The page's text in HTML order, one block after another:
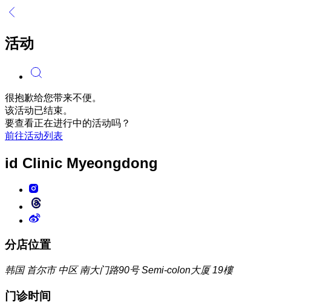
活动
很抱歉给您带来不便。
该活动已结束。
要查看正在进行中的活动吗？
前往活动列表
id Clinic Myeongdong
分店位置
韩国 首尔市 中区 南大门路90号 Semi-colon大厦 19樓
门诊时间